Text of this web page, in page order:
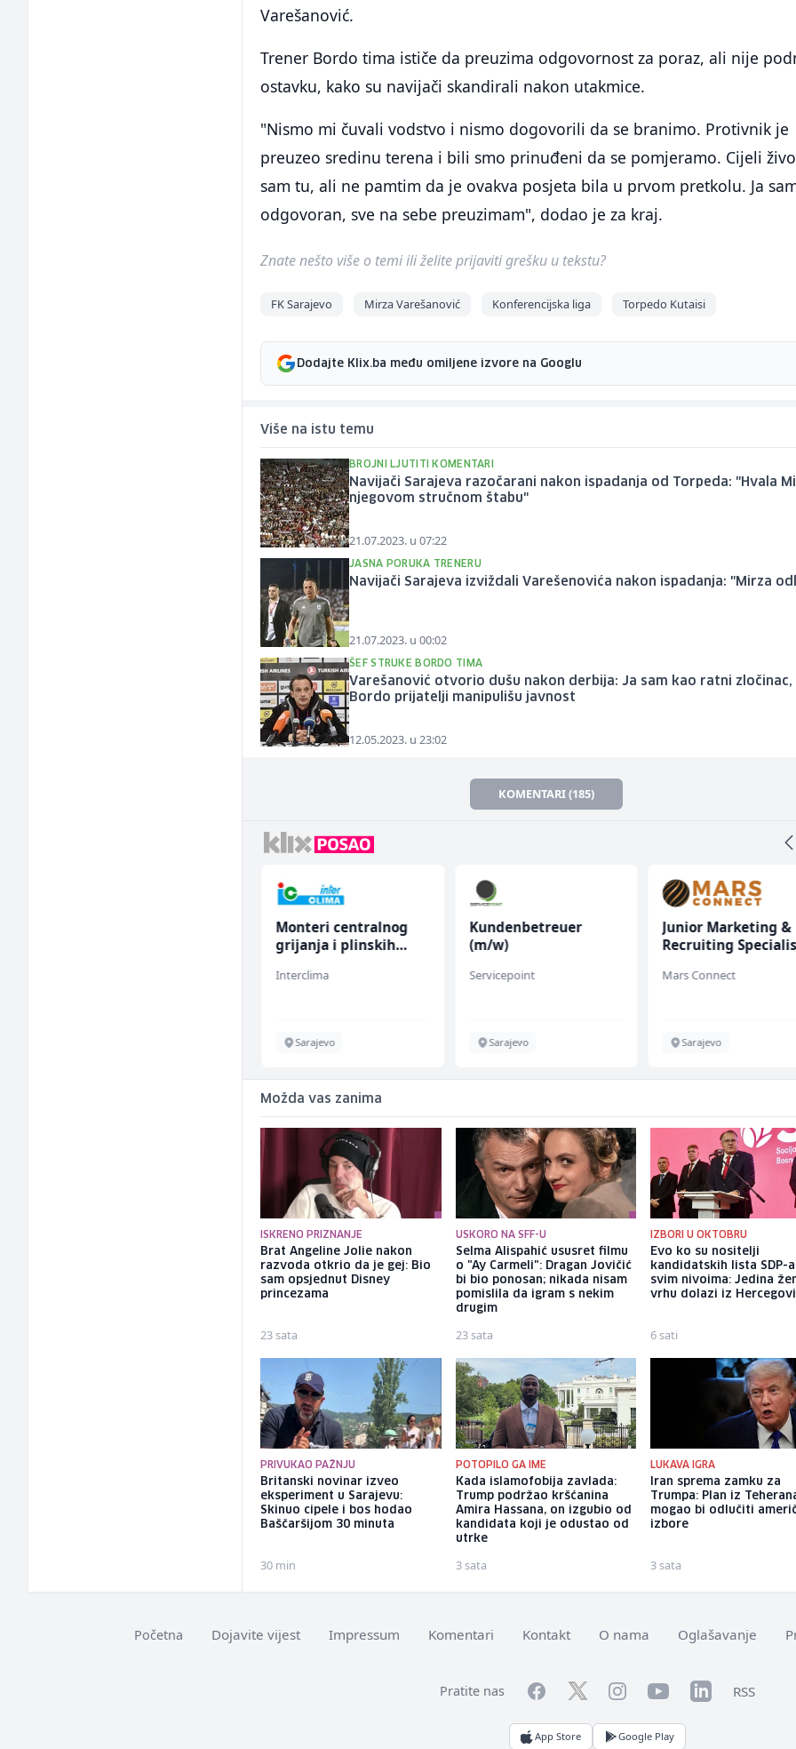
Varešanović.
Trener Bordo tima ističe da preuzima odgovornost za poraz, ali nije
ostavku, kako su navijači skandirali nakon utakmice.
"Nismo mi čuvali vodstvo i nismo dogovorili da se branimo. Protivnik je
preuzeo sredinu terena i bili smo prinuđeni da se pomjeramo. Cijeli
sam tu, ali ne pamtim da je ovakva posjeta bila u prvom pretkolu. Ja
odgovoran, sve na sebe preuzimam", dodao je za kraj.
Znate nešto više o temi ili želite prijaviti grešku u tekstu?
FK Sarajevo Mirza Varešanović Konferencijska liga Torpedo Kutaisi
Dodajte Klix.ba među omiljene izvore na Googlu
Više na istu temu
BROJNI LJUTITI KOMENTARI
Navijači Sarajeva razočarani nakon ispadanja od Torpeda: "Hvala
njegovom stručnom štabu"
21.07.2023. u 07:22
JASNA PORUKA TRENERU
Navijači Sarajeva izviždali Varešenovića nakon ispadanja: "Mirza
21.07.2023. u 00:02
ŠEF STRUKE BORDO TIMA
Varešanović otvorio dušu nakon derbija: Ja sam kao ratni zločinac,
Bordo prijatelji manipulišu javnost
12.05.2023. u 23:02
KOMENTARI (185)
Monteri centralnog
grijanja i plinskih
Interclima
Sarajevo
Kundenbetreuer
(m/w)
Servicepoint
Sarajevo
Junior Marketing &
Recruiting
Mars Connect
Sarajevo
Možda vas zanima
ISKRENO PRIZNANJE
Brat Angeline Jolie nakon
razvoda otkrio da je gej: Bio
sam opsjednut Disney
princezama
23 sata
USKORO NA SFF-U
Selma Alispahić ususret filmu
o "Ay Carmeli": Dragan Jovičić
bi bio ponosan; nikada nisam
pomislila da igram s nekim
drugim
23 sata
IZBORI U OKTOBRU
Evo ko su nositelji
kandidatskih lista SDP-a
svim nivoima: Jedina
vrhu dolazi iz
6 sati
PRIVUKAO PAŽNJU
Britanski novinar izveo
eksperiment u Sarajevu:
Skinuo cipele i bos hodao
Baščaršijom 30 minuta
30 min
POTOPILO GA IME
Kada islamofobija zavlada:
Trump podržao kršćanina
Amira Hassana, on izgubio od
kandidata koji je odustao od
utrke
3 sata
LUKAVA IGRA
Iran sprema zamku za
Trumpa: Plan iz
mogao bi odlučiti
izbore
3 sata
Početna Dojavite vijest Impressum Komentari Kontakt O nama Oglašavanje
Pratite nas FacebookTwitterInstagramYouTubeLinkedInRSS
App Store Google Play